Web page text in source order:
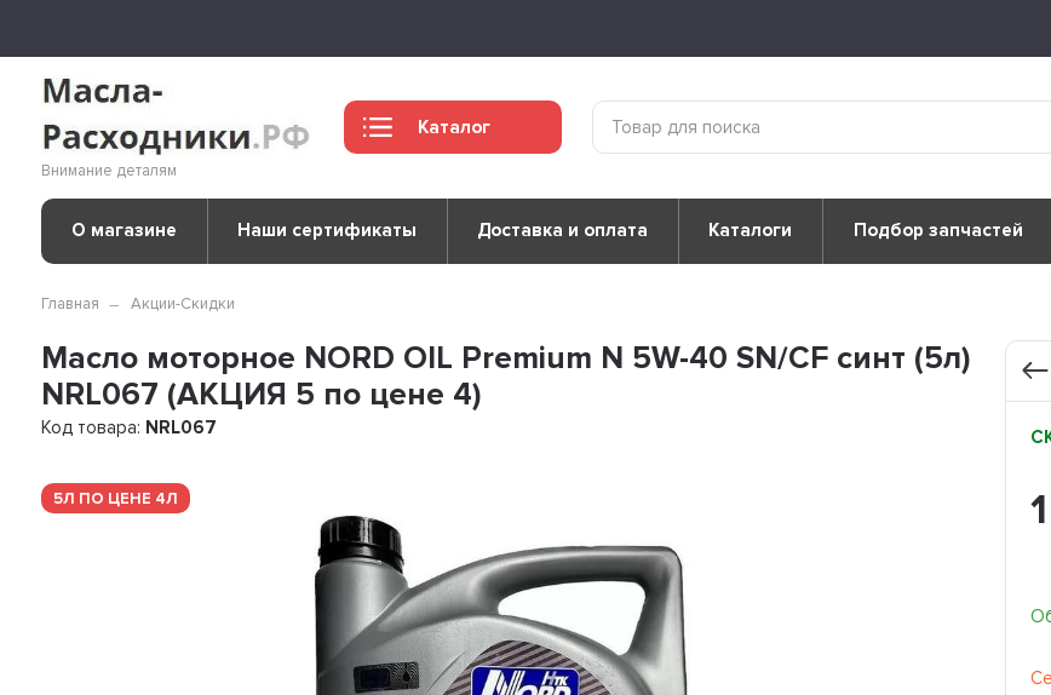
Внимание деталям
Каталог
О магазине Наши сертификаты Доставка и оплата Каталоги Подбор запчастей
Главная Акции-Скидки
Масло моторное NORD OIL Premium N 5W-40 SN/CF синт (5л)
NRL067 (АКЦИЯ 5 по цене 4)
Код товара: NRL067
5Л ПО ЦЕНЕ 4Л